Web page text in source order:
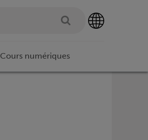
Cours numériques